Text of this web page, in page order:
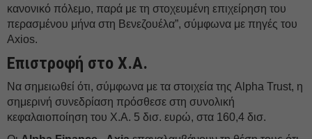
κανονικό πόλεμο, παρά με τη στοχευμένη επιχείρηση του
περασμένου μήνα στη Βενεζουέλα”, σύμφωνα με πηγές του
Axios.
Επιστροφή στο Χ.Α.
Να σημειωθεί ότι, σύμφωνα με τα στοιχεία της Alpha Trust, η
σημερινή συνεδρίαση πρόσθεσε στη συνολική
κεφαλαιοποίηση του Χ.Α. 5 δισ. ευρώ, στα 160,4 δισ.